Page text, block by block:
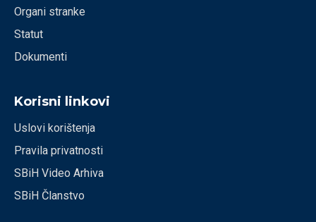
Organi stranke
Statut
Dokumenti
Korisni linkovi
Uslovi korištenja
Pravila privatnosti
SBiH Video Arhiva
SBiH Članstvo